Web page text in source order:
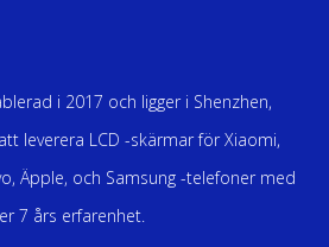
i 2017 och ligger i Shenzhen,
leverera LCD -skärmar för Xiaomi,
Äpple, och Samsung -telefoner med
7 års erfarenhet.